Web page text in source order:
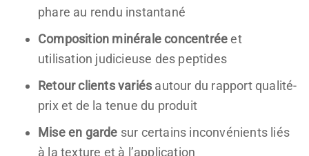
phare au rendu instantané
Composition minérale concentréeet
utilisation judicieuse des peptides
Retour clients variés autour du rapport qualité-
prix et de la tenue du produit
Mise en garde sur certains inconvénients liés
à la texture et à l’application